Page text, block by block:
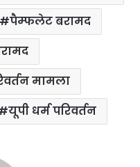
पैम्फलेट बरामद
मामला
यूपी धर्म परिवर्तन